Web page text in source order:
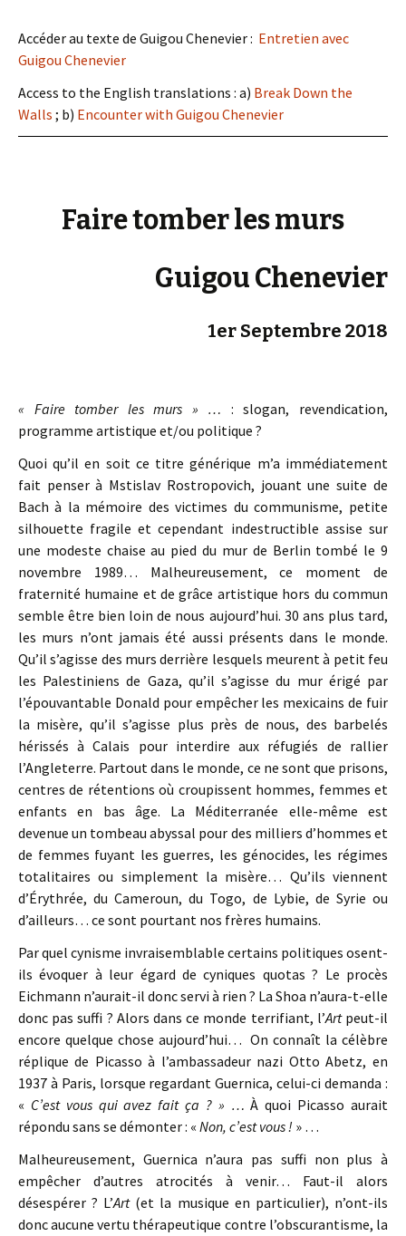
Accéder au texte de Guigou Chenevier : Entretien avec
Guigou Chenevier
Access to the English translations : a) Break Down the
Walls ; b) Encounter with Guigou Chenevier
Faire tomber les murs
Guigou Chenevier
1er Septembre 2018
« Faire tomber les murs » … : slogan, revendication,
programme artistique et/ou politique ?
Quoi qu’il en soit ce titre générique m’a immédiatement
fait penser à Mstislav Rostropovich, jouant une suite de
Bach à la mémoire des victimes du communisme, petite
silhouette fragile et cependant indestructible assise sur
une modeste chaise au pied du mur de Berlin tombé le 9
novembre 1989… Malheureusement, ce moment de
fraternité humaine et de grâce artistique hors du commun
semble être bien loin de nous aujourd’hui. 30 ans plus tard,
les murs n’ont jamais été aussi présents dans le monde.
Qu’il s’agisse des murs derrière lesquels meurent à petit feu
les Palestiniens de Gaza, qu’il s’agisse du mur érigé par
l’épouvantable Donald pour empêcher les mexicains de fuir
la misère, qu’il s’agisse plus près de nous, des barbelés
hérissés à Calais pour interdire aux réfugiés de rallier
l’Angleterre. Partout dans le monde, ce ne sont que prisons,
centres de rétentions où croupissent hommes, femmes et
enfants en bas âge. La Méditerranée elle-même est
devenue un tombeau abyssal pour des milliers d’hommes et
de femmes fuyant les guerres, les génocides, les régimes
totalitaires ou simplement la misère… Qu’ils viennent
d’Érythrée, du Cameroun, du Togo, de Lybie, de Syrie ou
d’ailleurs… ce sont pourtant nos frères humains.
Par quel cynisme invraisemblable certains politiques osent-
ils évoquer à leur égard de cyniques quotas ? Le procès
Eichmann n’aurait-il donc servi à rien ? La Shoa n’aura-t-elle
donc pas suffi ? Alors dans ce monde terrifiant, l’Artpeut-il
encore quelque chose aujourd’hui… On connaît la célèbre
réplique de Picasso à l’ambassadeur nazi Otto Abetz, en
1937 à Paris, lorsque regardant Guernica, celui-ci demanda :
« C’est vous qui avez fait ça ? » …À quoi Picasso aurait
répondu sans se démonter : « Non, c’est vous ! » …
Malheureusement, Guernica n’aura pas suffi non plus à
empêcher d’autres atrocités à venir… Faut-il alors
désespérer ? L’Art(et la musique en particulier), n’ont-ils
donc aucune vertu thérapeutique contre l’obscurantisme, la